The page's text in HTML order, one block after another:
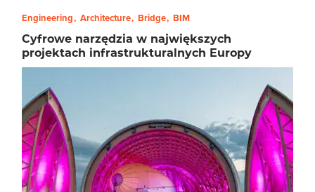
Engineering Architecture Bridge BIM
Cyfrowe narzędzia w największych
projektach infrastrukturalnych Europy